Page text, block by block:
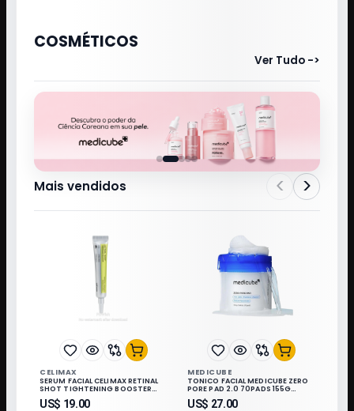
COSMÉTICOS
Ver Tudo ->
Mais vendidos < >
CELIMAX
SERUM FACIAL CELIMAX RETINAL
SHOT TIGHTENING BOOSTER
FIRM 15ML 320812
US$ 19.00
MEDICUBE
TONICO FACIAL MEDICUBE ZERO
PORE PAD 2.0 70PADS 155G
108374/114665
US$ 27.00